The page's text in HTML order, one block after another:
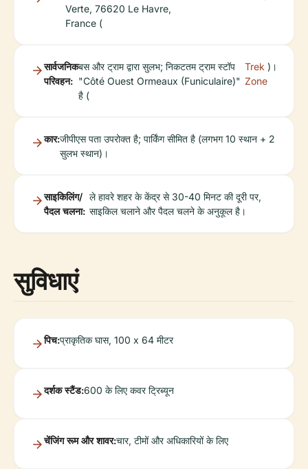
Verte, 76620 Le Havre,
France (
सार्वजनिक
परिवहन:
बस और ट्राम द्वारा सुलभ; निकटतम ट्राम स्टॉप
"Côté Ouest Ormeaux (Funiculaire)"
है (
Trek
Zone
)।
कार:जीपीएस पता उपरोक्त है; पार्किंग सीमित है (लगभग 10 स्थान + 2
सुलभ स्थान)।
साइकिलिंग/
पैदल चलना:
ले हावरे शहर के केंद्र से 30-40 मिनट की दूरी पर,
साइकिल चलाने और पैदल चलने के अनुकूल है।
सुविधाएं
पिच:प्राकृतिक घास, 100 x 64 मीटर
दर्शक स्टैंड:600 के लिए कवर ट्रिब्यून
चेंजिंग रूम और शावर:चार, टीमों और अधिकारियों के लिए